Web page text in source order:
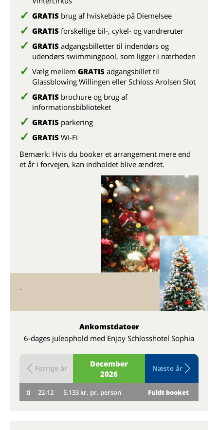
GRATIS brug af hviskebåde på Diemelsee
GRATIS forskellige bil-, cykel- og vandreruter
GRATIS adgangsbilletter til indendørs og
udendørs swimmingpool, som ligger i nærheden
Vælg mellem GRATIS adgangsbillet til
Glassblowing Willingen eller Schloss Arolsen Slot
GRATIS brochure og brug af
informationsbiblioteket
GRATIS parkering
GRATIS Wi-Fi
Bemærk: Hvis du booker et arrangement mere end
et år i forvejen, kan indholdet blive ændret.
-
Ankomstdatoer
6-dages juleophold med Enjoy Schlosshotel Sophia
December
2026
Forrige år Næste år
ti 22-12 5.133 kr. pr. person Fuldt booket